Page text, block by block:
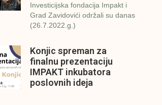
Investicijska fondacija Impakt i
Grad Zavidovići održali su danas
(26.7.2022.g.)
Konjic spreman za
finalnu prezentaciju
IMPAKT inkubatora
poslovnih ideja